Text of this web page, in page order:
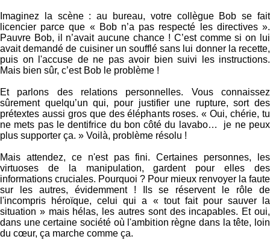
Imaginez la scène : au bureau, votre collègue Bob se fait
licencier parce que « Bob n’a pas respecté les directives ».
Pauvre Bob, il n’avait aucune chance ! C’est comme si on lui
avait demandé de cuisiner un soufflé sans lui donner la recette,
puis on l'accuse de ne pas avoir bien suivi les instructions.
Mais bien sûr, c’est Bob le problème !
Et parlons des relations personnelles. Vous connaissez
sûrement quelqu’un qui, pour justifier une rupture, sort des
prétextes aussi gros que des éléphants roses. « Oui, chérie, tu
ne mets pas le dentifrice du bon côté du lavabo… je ne peux
plus supporter ça. » Voilà, problème résolu !
Mais attendez, ce n'est pas fini. Certaines personnes, les
virtuoses de la manipulation, gardent pour elles des
informations cruciales. Pourquoi ? Pour mieux renvoyer la faute
sur les autres, évidemment ! Ils se réservent le rôle de
l'incompris héroïque, celui qui a « tout fait pour sauver la
situation » mais hélas, les autres sont des incapables. Et oui,
dans une certaine société où l'ambition règne dans la tête, loin
du cœur, ça marche comme ça.